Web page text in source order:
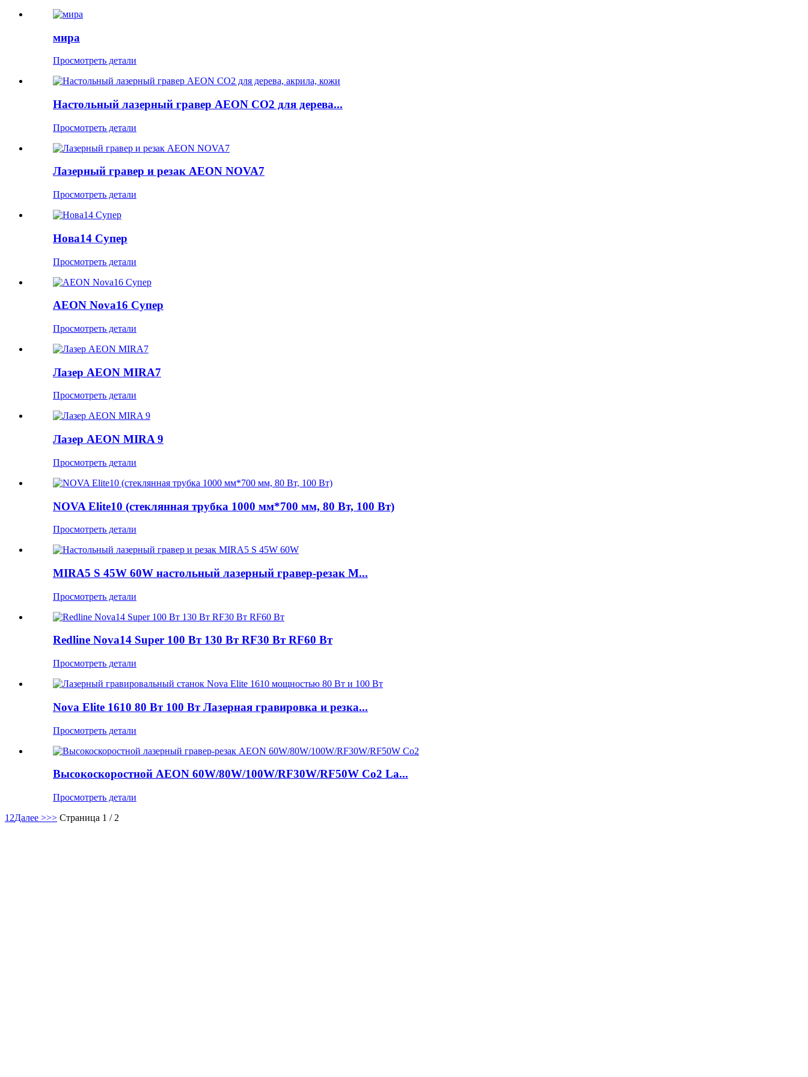
мира
Просмотреть детали
Настольный лазерный гравер AEON CO2 для дерева...
Просмотреть детали
Лазерный гравер и резак AEON NOVA7
Просмотреть детали
Нова14 Супер
Просмотреть детали
AEON Nova16 Супер
Просмотреть детали
Лазер AEON MIRA7
Просмотреть детали
Лазер AEON MIRA 9
Просмотреть детали
NOVA Elite10 (стеклянная трубка 1000 мм*700 мм, 80 Вт, 100 Вт)
Просмотреть детали
MIRA5 S 45W 60W настольный лазерный гравер-резак M...
Просмотреть детали
Redline Nova14 Super 100 Вт 130 Вт RF30 Вт RF60 Вт
Просмотреть детали
Nova Elite 1610 80 Вт 100 Вт Лазерная гравировка и резка...
Просмотреть детали
Высокоскоростной AEON 60W/80W/100W/RF30W/RF50W Co2 La...
Просмотреть детали
1 2Далее >>> Страница 1 / 2